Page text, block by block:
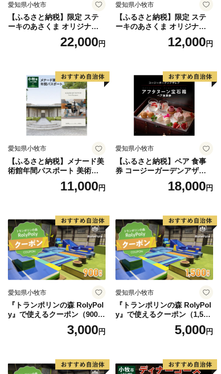
愛知県小牧市
【ふるさと納税】限定 ステ
ーキのあさくま オリジナル
お食事券 6000円 お好きなメ
ニュー 好きなだけ コーンス
県 小牧店 小牧市 チケット 送
料無料
22,000円
愛知県小牧市
【ふるさと納税】限定 ステ
ーキのあさくま オリジナル
お食事券 3000円 お好きなメ
ニュー 好きなだけ コーンス
県 小牧店 小牧市 チケット 送
12,000円
愛知県小牧市
【ふるさと納税】メナード美
術館年間パスポート 美術館
11,000円
愛知県小牧市
【ふるさと納税】ペア 食事
券 コージーガーデンアザレ
ア アフタヌーン宝石箱 ホテ
ル特製 デザート 6種類 サン
ティー チケット 券 2名様分
お祝 誕生日 記念日 名鉄小牧
ホテル 愛知県 小牧市 送料無
料
18,000円
愛知県小牧市
『トランポリンの森 RolyPol
y』で使えるクーポン（900
3,000円
愛知県小牧市
『トランポリンの森 RolyPol
y』で使えるクーポン（1,500
5,000円